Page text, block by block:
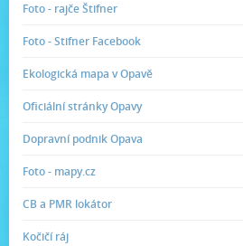
Foto - rajče Štifner
Foto - Stifner Facebook
Ekologická mapa v Opavě
Oficiální stránky Opavy
Dopravní podnik Opava
Foto - mapy.cz
CB a PMR lokátor
Kočičí ráj